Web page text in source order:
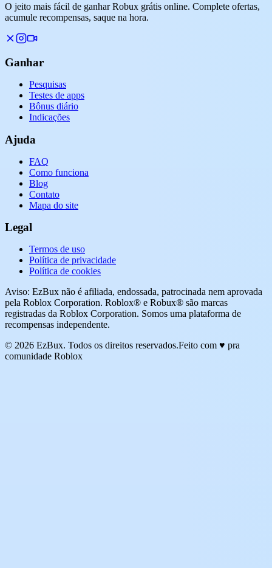
O jeito mais fácil de ganhar Robux grátis online. Complete ofertas,
acumule recompensas, saque na hora.
Ganhar
Pesquisas
Testes de apps
Bônus diário
Indicações
Ajuda
FAQ
Como funciona
Blog
Contato
Mapa do site
Legal
Termos de uso
Política de privacidade
Política de cookies
Aviso: EzBux não é afiliada, endossada, patrocinada nem aprovada
pela Roblox Corporation. Roblox® e Robux® são marcas
registradas da Roblox Corporation. Somos uma plataforma de
recompensas independente.
© 2026 EzBux. Todos os direitos reservados.Feito com ♥ pra
comunidade Roblox